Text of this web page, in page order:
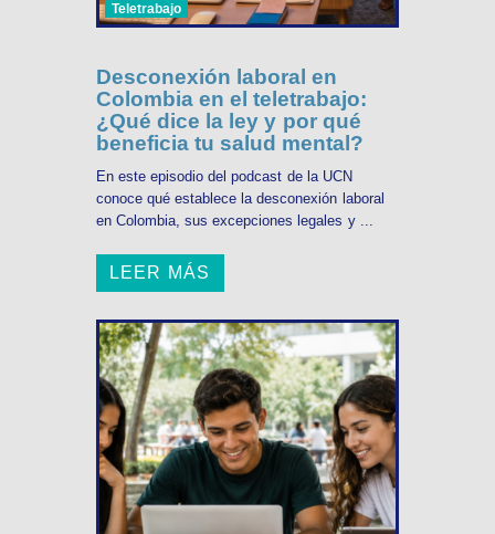
Teletrabajo
Desconexión laboral en
Colombia en el teletrabajo:
¿Qué dice la ley y por qué
beneficia tu salud mental?
En este episodio del podcast de la UCN
conoce qué establece la desconexión laboral
en Colombia, sus excepciones legales y ...
LEER MÁS